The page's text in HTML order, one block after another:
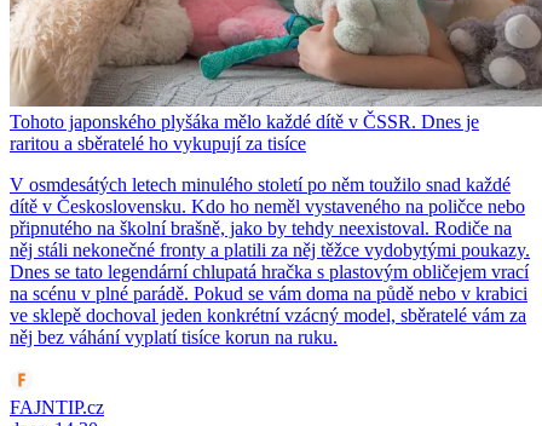
Tohoto japonského plyšáka mělo každé dítě v ČSSR. Dnes je
raritou a sběratelé ho vykupují za tisíce
V osmdesátých letech minulého století po něm toužilo snad každé
dítě v Československu. Kdo ho neměl vystaveného na poličce nebo
připnutého na školní brašně, jako by tehdy neexistoval. Rodiče na
něj stáli nekonečné fronty a platili za něj těžce vydobytými poukazy.
Dnes se tato legendární chlupatá hračka s plastovým obličejem vrací
na scénu v plné parádě. Pokud se vám doma na půdě nebo v krabici
ve sklepě dochoval jeden konkrétní vzácný model, sběratelé vám za
něj bez váhání vyplatí tisíce korun na ruku.
FAJNTIP.cz